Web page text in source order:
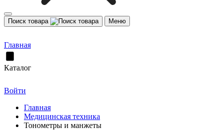
Поиск товара Меню
Главная
Каталог
Войти
Главная
Медицинская техника
Тонометры и манжеты